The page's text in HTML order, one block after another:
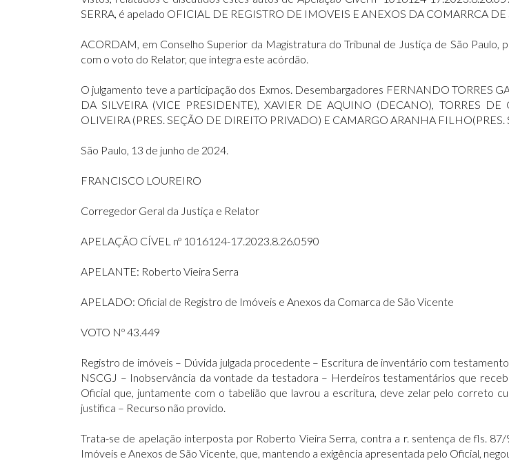
SERRA, é apelado OFICIAL DE REGISTRO DE IMOVEIS E ANEXOS DA COMARRCA DE
ACORDAM, em Conselho Superior da Magistratura do Tribunal de Justiça de São Paulo,
com o voto do Relator, que integra este acórdão.
O julgamento teve a participação dos Exmos. Desembargadores FERNANDO TORRES
DA SILVEIRA (VICE PRESIDENTE), XAVIER DE AQUINO (DECANO), TORRES
OLIVEIRA (PRES. SEÇÃO DE DIREITO PRIVADO) E CAMARGO ARANHA
São Paulo, 13 de junho de 2024.
FRANCISCO LOUREIRO
Corregedor Geral da Justiça e Relator
APELAÇÃO CÍVEL nº 1016124-17.2023.8.26.0590
APELANTE: Roberto Vieira Serra
APELADO: Oficial de Registro de Imóveis e Anexos da Comarca de São Vicente
VOTO Nº 43.449
Registro de imóveis – Dúvida julgada procedente – Escritura de inventário com
NSCGJ – Inobservância da vontade da testadora – Herdeiros testamentários que
Oficial que, juntamente com o tabelião que lavrou a escritura, deve zelar pelo correto
justifica – Recurso não provido.
Trata-se de apelação interposta por Roberto Vieira Serra, contra a r. sentença de fls.
Imóveis e Anexos de São Vicente, que, mantendo a exigência apresentada pelo Oficial,